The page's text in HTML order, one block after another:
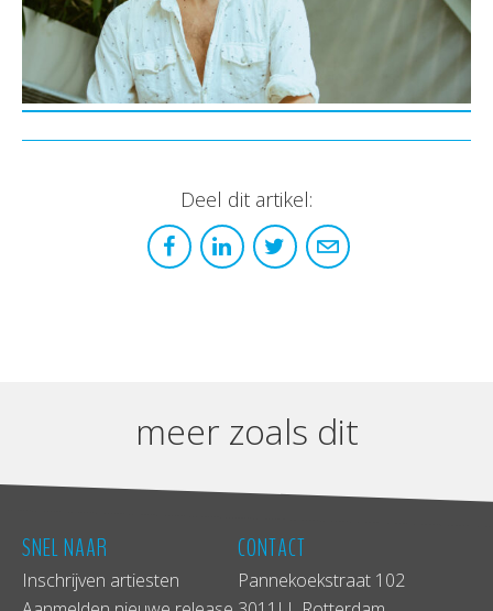
Deel dit artikel:
meer zoals dit
SNEL NAAR
Inschrijven artiesten
CONTACT
Pannekoekstraat 102